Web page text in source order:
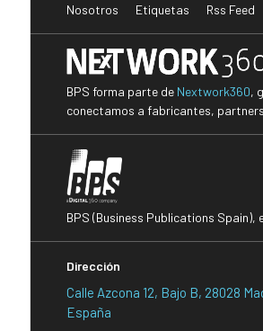
Nosotros Etiquetas Rss Feed
BPS forma parte de Nextwork360,
conectamos a fabricantes,
BPS (Business Publications
Dirección
Calle Azcona 12, Bajo B, 28028
España